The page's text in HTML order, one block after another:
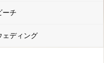
ーチ
ェディング